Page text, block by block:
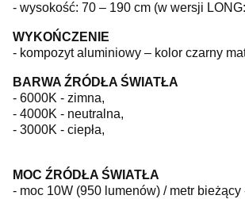
- wysokość: 70 – 190 cm (w wersji
WYKOŃCZENIE
- kompozyt aluminiowy – kolor czarny
BARWA ŹRÓDŁA ŚWIATŁA
- 6000K - zimna,
- 4000K - neutralna,
- 3000K - ciepła,
MOC ŹRÓDŁA ŚWIATŁA
- moc 10W (950 lumenów) / metr bieżący